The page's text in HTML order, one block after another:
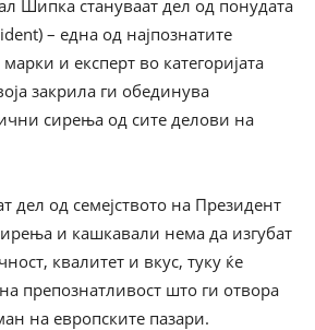
Шипка стануваат дел од понудата
– една од најпознатите
и експерт во категоријата
закрила ги обединува
сирења од сите делови на
дел од семејството на Президент
и кашкавали нема да изгубат
квалитет и вкус, туку ќе
препознатливост што ги отвора
на европските пазари.